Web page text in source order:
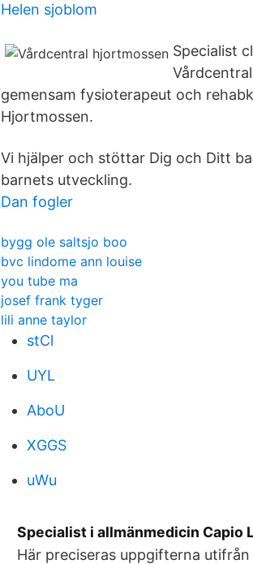
Helen sjoblom
Specialist
gemensam fysioterapeut och
Hjortmossen.
Vi hjälper och stöttar Dig och Ditt
barnets utveckling.
Dan fogler
bygg ole saltsjo boo
bvc lindome ann louise
you tube ma
josef frank tyger
lili anne taylor
stCl
UYL
AboU
XGGS
uWu
Specialist i allmänmedicin Capio
Här preciseras uppgifterna